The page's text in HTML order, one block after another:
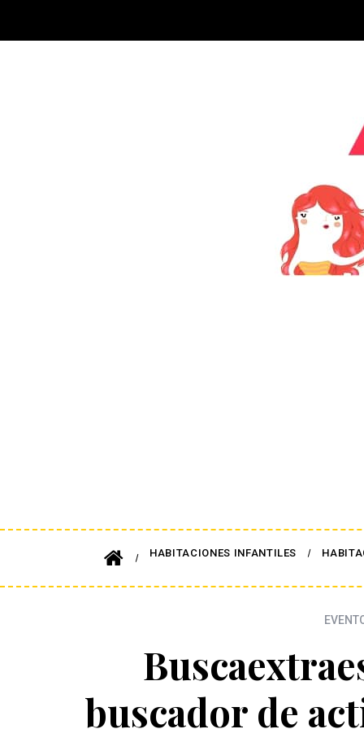
HABITACIONES INFANTILES
buscador de